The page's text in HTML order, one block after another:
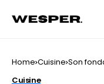
Home Cuisine Son
Cuisine